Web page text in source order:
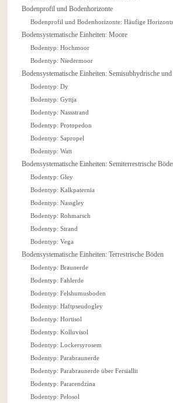
Bodenprofil und Bodenhorizonte
Bodenprofil und Bodenhorizonte: Häufige
Bodensystematische Einheiten: Moore
Bodentyp: Hochmoor
Bodentyp: Niedermoor
Bodensystematische Einheiten: Semisubhydrische
Bodentyp: Dy
Bodentyp: Gyttja
Bodentyp: Nassstrand
Bodentyp: Protopedon
Bodentyp: Sapropel
Bodentyp: Watt
Bodensystematische Einheiten: Semiterrestrische
Bodentyp: Gley
Bodentyp: Kalkpaternia
Bodentyp: Nassgley
Bodentyp: Rohmarsch
Bodentyp: Strand
Bodentyp: Vega
Bodensystematische Einheiten: Terrestrische Böden
Bodentyp: Braunerde
Bodentyp: Fahlerde
Bodentyp: Felshumusboden
Bodentyp: Haftpseudogley
Bodentyp: Hortisol
Bodentyp: Kolluvisol
Bodentyp: Lockersyrosem
Bodentyp: Parabraunerde
Bodentyp: Parabraunerde über Fersiallit
Bodentyp: Pararendzina
Bodentyp: Pelosol